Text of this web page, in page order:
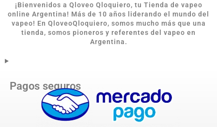
¡Bienvenidos a Qloveo Qloquiero, tu Tienda de vapeo
online Argentina! Más de 10 años liderando el mundo del
vapeo! En QloveoQloquiero, somos mucho más que una
tienda, somos pioneros y referentes del vapeo en
Argentina.
Pagos seguros